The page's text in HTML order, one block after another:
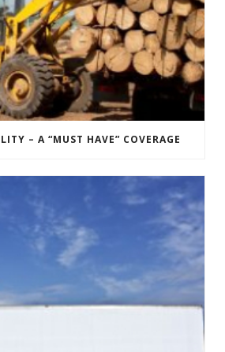
– A “MUST HAVE” COVERAGE